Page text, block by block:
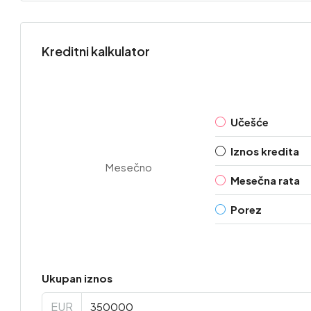
Kreditni kalkulator
Mesečno
Učešće
Iznos kredita
Mesečna rata
Porez
Ukupan iznos
EUR